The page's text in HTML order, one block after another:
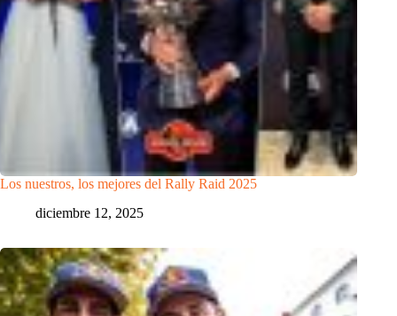
Los nuestros, los mejores del Rally Raid 2025
diciembre 12, 2025